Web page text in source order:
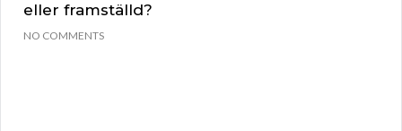
eller framställd?
NO COMMENTS